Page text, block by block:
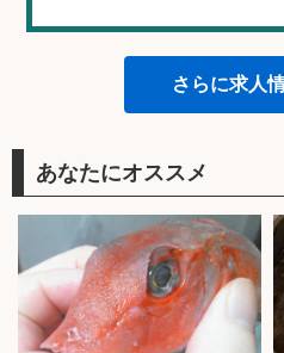
さらに求人
あなたにオススメ